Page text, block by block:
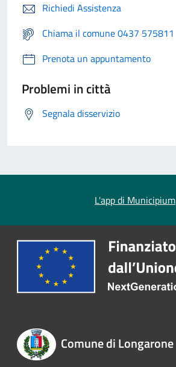
Richiedi Assistenza
Chiama il comune 0437 575811
Prenota un appuntamento
Problemi in città
Segnala disservizio
L'app di Municipium
Comune di Longarone